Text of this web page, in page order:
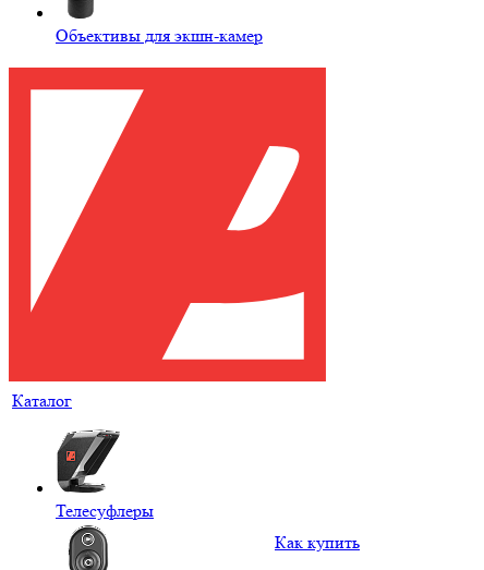
Объективы для экшн-камер
Каталог
Телесуфлеры
Как купить